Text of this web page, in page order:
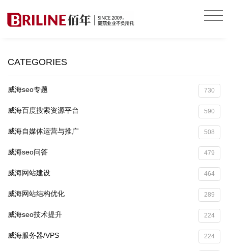
CATEGORIES
威海seo专题 730
威海百度搜索资源平台 590
威海自媒体运营与推广 508
威海seo问答 479
威海网站建设 464
威海网站结构优化 289
威海seo技术提升 224
威海服务器/VPS 224